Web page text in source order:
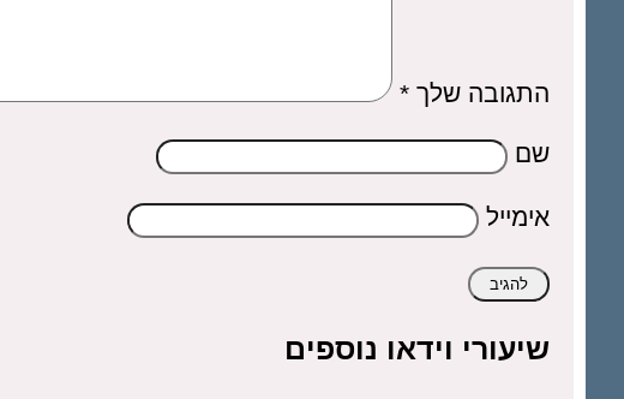
התגובה שלך *
שם
אימייל
שיעורי וידאו נוספים